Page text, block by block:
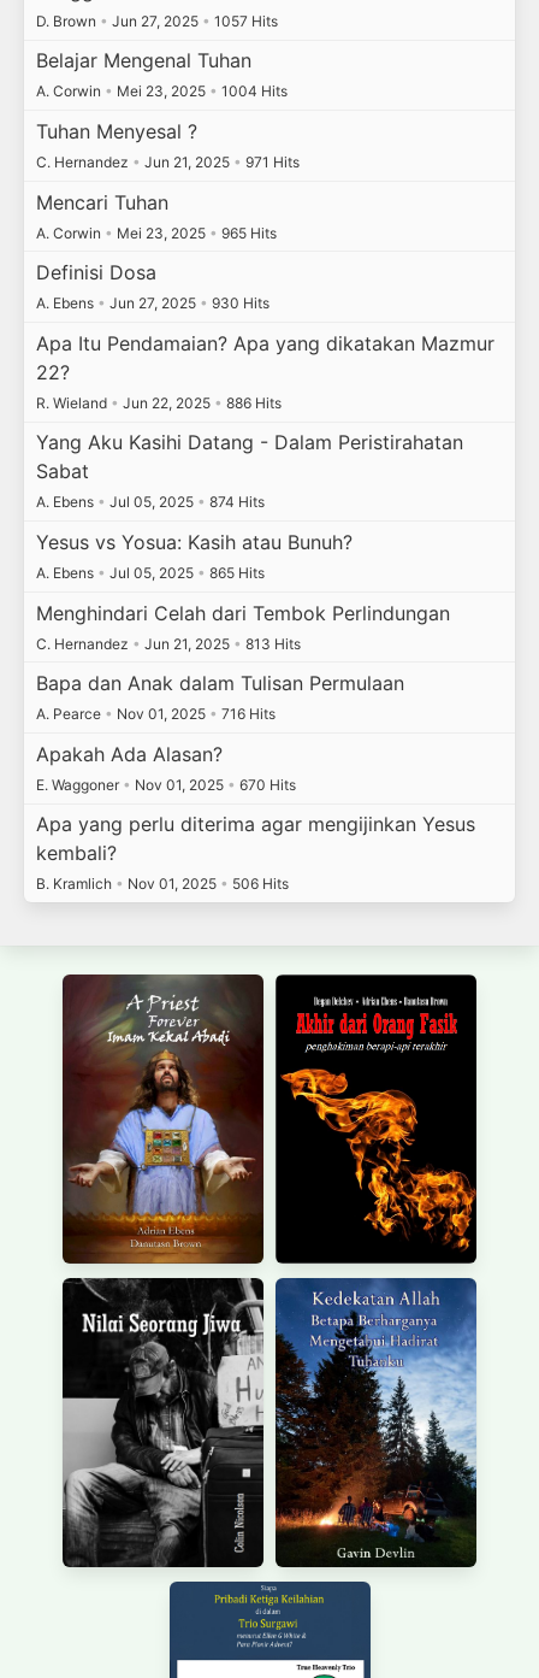
D. Brown • Jun 27, 2025 • 1057 Hits
Belajar Mengenal Tuhan
A. Corwin • Mei 23, 2025 • 1004 Hits
Tuhan Menyesal ?
C. Hernandez • Jun 21, 2025 • 971 Hits
Mencari Tuhan
A. Corwin • Mei 23, 2025 • 965 Hits
Definisi Dosa
A. Ebens • Jun 27, 2025 • 930 Hits
Apa Itu Pendamaian? Apa yang dikatakan Mazmur
22?
R. Wieland • Jun 22, 2025 • 886 Hits
Yang Aku Kasihi Datang - Dalam Peristirahatan
Sabat
A. Ebens • Jul 05, 2025 • 874 Hits
Yesus vs Yosua: Kasih atau Bunuh?
A. Ebens • Jul 05, 2025 • 865 Hits
Menghindari Celah dari Tembok Perlindungan
C. Hernandez • Jun 21, 2025 • 813 Hits
Bapa dan Anak dalam Tulisan Permulaan
A. Pearce • Nov 01, 2025 • 716 Hits
Apakah Ada Alasan?
E. Waggoner • Nov 01, 2025 • 670 Hits
Apa yang perlu diterima agar mengijinkan Yesus
kembali?
B. Kramlich • Nov 01, 2025 • 506 Hits